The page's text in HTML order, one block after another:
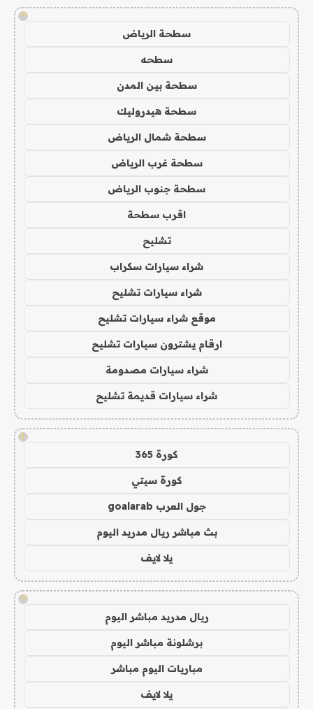
!
سطحة الرياض
سطحه
سطحة بين المدن
سطحة هيدروليك
سطحة شمال الرياض
سطحة غرب الرياض
سطحة جنوب الرياض
اقرب سطحة
تشليح
شراء سيارات سكراب
شراء سيارات تشليح
موقع شراء سيارات تشليح
ارقام يشترون سيارات تشليح
شراء سيارات مصدومة
شراء سيارات قديمة تشليح
!
كورة 365
كورة سيتي
جول العرب goalarab
بث مباشر ريال مدريد اليوم
يلا لايف
!
ريال مدريد مباشر اليوم
برشلونة مباشر اليوم
مباريات اليوم مباشر
يلا لايف